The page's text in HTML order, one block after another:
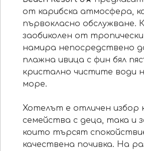
от карибска атмосфера,
първокласно обслужване.
заобиколен от
намира непосредствено
плажна ивица с фин бял
кристално чистите води
море.
Хотелът е отличен избор
семейства с деца, така и
които търсят
качествена почивка. На